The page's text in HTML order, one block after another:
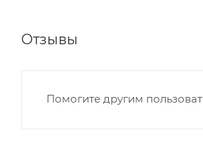
Отзывы
Помогите другим